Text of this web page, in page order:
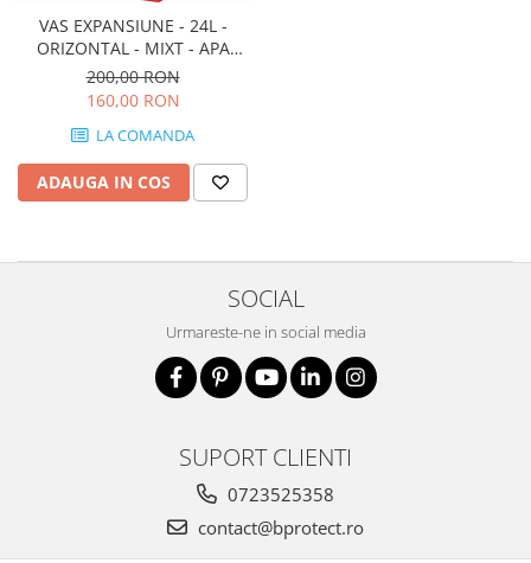
VAS EXPANSIUNE - 24L -
ORIZONTAL - MIXT - APA
CALDA SI RECE
200,00 RON
160,00 RON
LA COMANDA
ADAUGA IN COS
SOCIAL
Urmareste-ne in social media
SUPORT CLIENTI
0723525358
contact@bprotect.ro